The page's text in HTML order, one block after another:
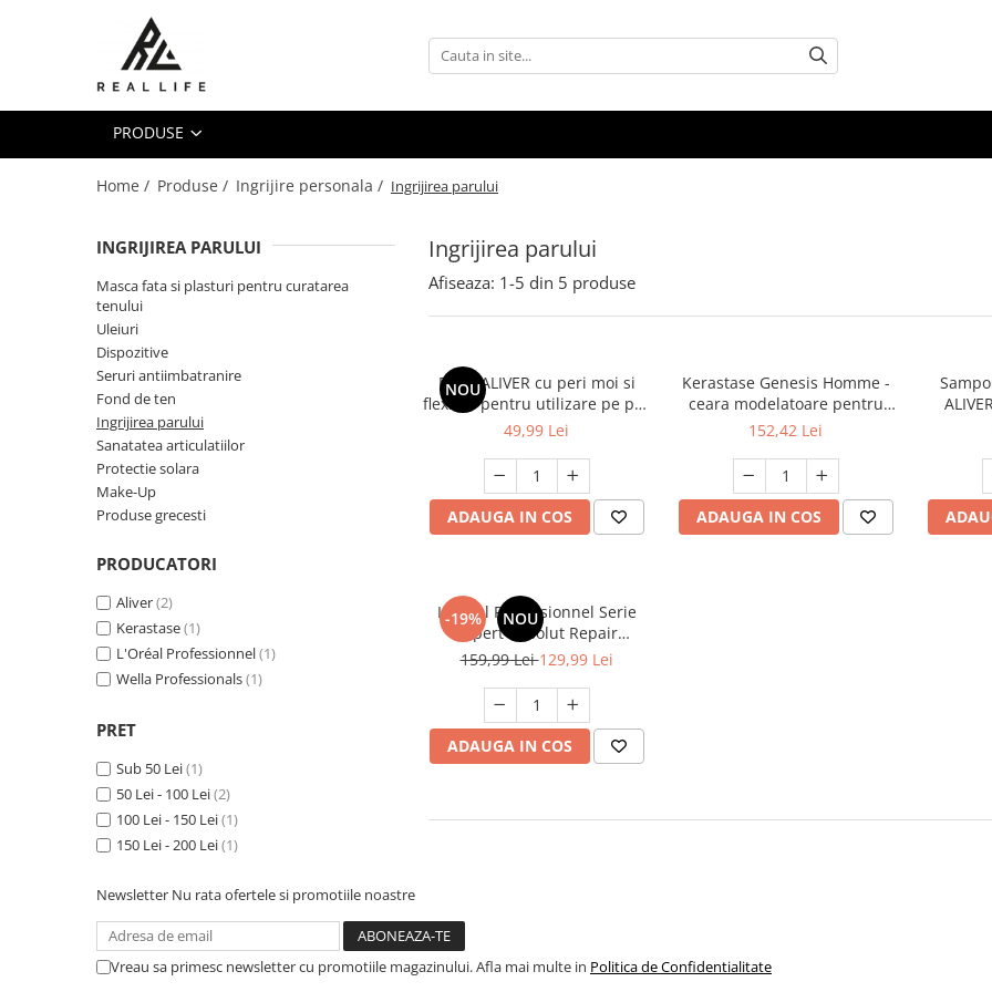
Masca fata si plasturi pentru
curatarea tenului
Seruri antiimbatranire
Fond de ten
Ingrijirea parului
Sanatatea articulatiilor
Protectie solara
Produse grecesti
Jocuri si Jucarii
Jucarii educationale
Casa si Gradina
Produse bucatarie
Produse Wellness
Produse pentru animale
Tehnologie
Periferice & Componente PC
Sport si calatorii
Produse Craciun
Parfumuri arabesti
PRODUSE
Home / Produse / Ingrijire personala / Ingrijirea parului
Ingrijirea parului
INGRIJIREA PARULUI
Masca fata si plasturi pentru curatarea
tenului
Uleiuri
Dispozitive
Seruri antiimbatranire
Fond de ten
Ingrijirea parului
Sanatatea articulatiilor
Protectie solara
Make-Up
Produse grecesti
PRODUCATORI
Aliver(2)
Kerastase(1)
L'Oréal Professionnel(1)
Wella Professionals(1)
PRET
Sub 50 Lei(1)
50 Lei - 100 Lei(2)
100 Lei - 150 Lei(1)
150 Lei - 200 Lei(1)
Afiseaza: 1-5 din 5 produse
NOU
Perie ALIVER cu peri moi si
flexibili pentru utilizare pe par
umed si uscat, ventilata
cret, ud sau des, amelioreaza
presiunea de la nivelul
scalpului, stimuleaza
circulatia
49,99 Lei
ADAUGA IN COS
Kerastase Genesis Homme -
ceara modelatoare pentru
barbati si par uscat - 75 ml
152,42 Lei
ADAUGA IN COS
-19% NOU
L'Oreal Professionnel Serie
Expert Absolut Repair
Molecular Sampon 300ml
159,99 Lei129,99 Lei
ADAUGA IN COS
Newsletter Nu rata ofertele si promotiile noastre
Vreau sa primesc newsletter cu promotiile magazinului. Afla mai multe in Politica de Confidentialitate